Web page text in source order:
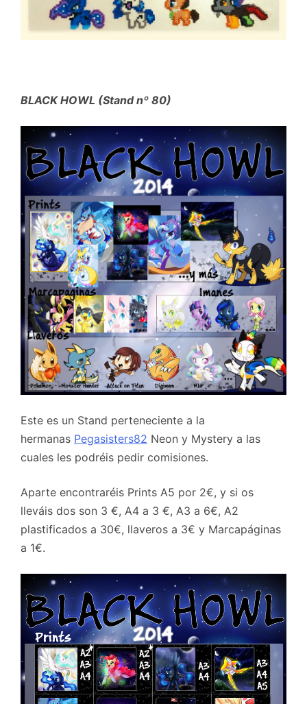
BLACK HOWL (Stand nº 80)
Este es un Stand perteneciente a la
hermanas Pegasisters82 Neon y Mystery a las
cuales les podréis pedir comisiones.
Aparte encontraréis Prints A5 por 2€, y si os
lleváis dos son 3 €, A4 a 3 €, A3 a 6€, A2
plastificados a 30€, llaveros a 3€ y Marcapáginas
a 1€.